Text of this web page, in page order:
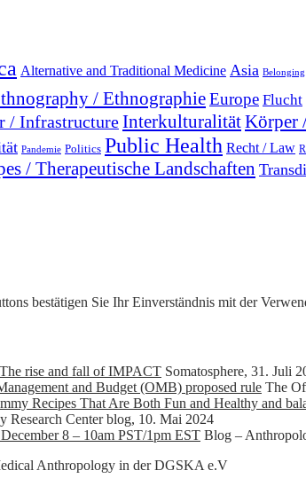
Alternative and Traditional Medicine Asia Belonging
/ EthnographieEurope Flucht
/ InfrastructureInterkulturalitätKörper
Pandemie Politics Public Health Recht / Law
/ Therapeutische Landschaften
bestätigen Sie Ihr Einverständnis mit der
rise and fall of IMPACT Somatosphere, 31. Juli
and Budget (OMB) proposed rule The
Recipes That Are Both Fun and Healthy and
Research Center blog, 10. Mai 2024
8 – 10am PST/1pm EST Blog –
Anthropology in der DGSKA e.V